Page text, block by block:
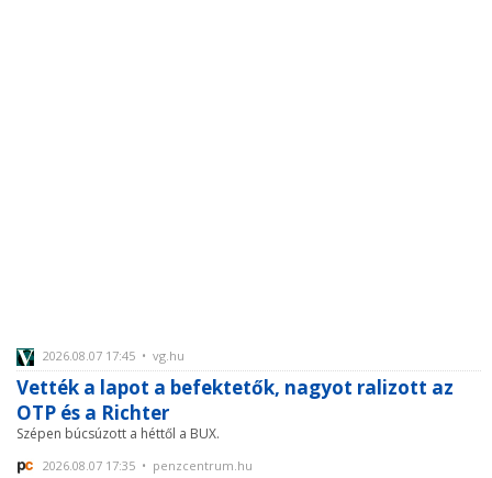
2026.08.07 17:45 • vg.hu
Vették a lapot a befektetők, nagyot ralizott az
OTP és a Richter
Szépen búcsúzott a héttől a BUX.
2026.08.07 17:35 • penzcentrum.hu